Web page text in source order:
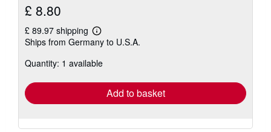
£ 8.80
£ 89.97 shipping
Learn
more
shipping
Ships from Germany to U.S.A.
Quantity: 1 available
Add to basket